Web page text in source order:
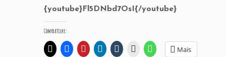
{youtube}Fl5DNbd7OsI{/youtube}
Compartilhe:
Mais